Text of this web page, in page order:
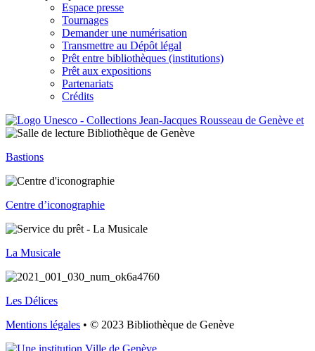
Espace presse
Tournages
Demander une numérisation
Transmettre au Dépôt légal
Prêt entre bibliothèques (institutions)
Prêt aux expositions
Partenariats
Crédits
Bastions
Centre d’iconographie
La Musicale
Les Délices
Mentions légales • © 2023 Bibliothèque de Genève